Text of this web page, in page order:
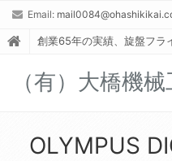
Email:
創業65年の実績、旋盤フラ
（有）大橋機
OLYMPUS